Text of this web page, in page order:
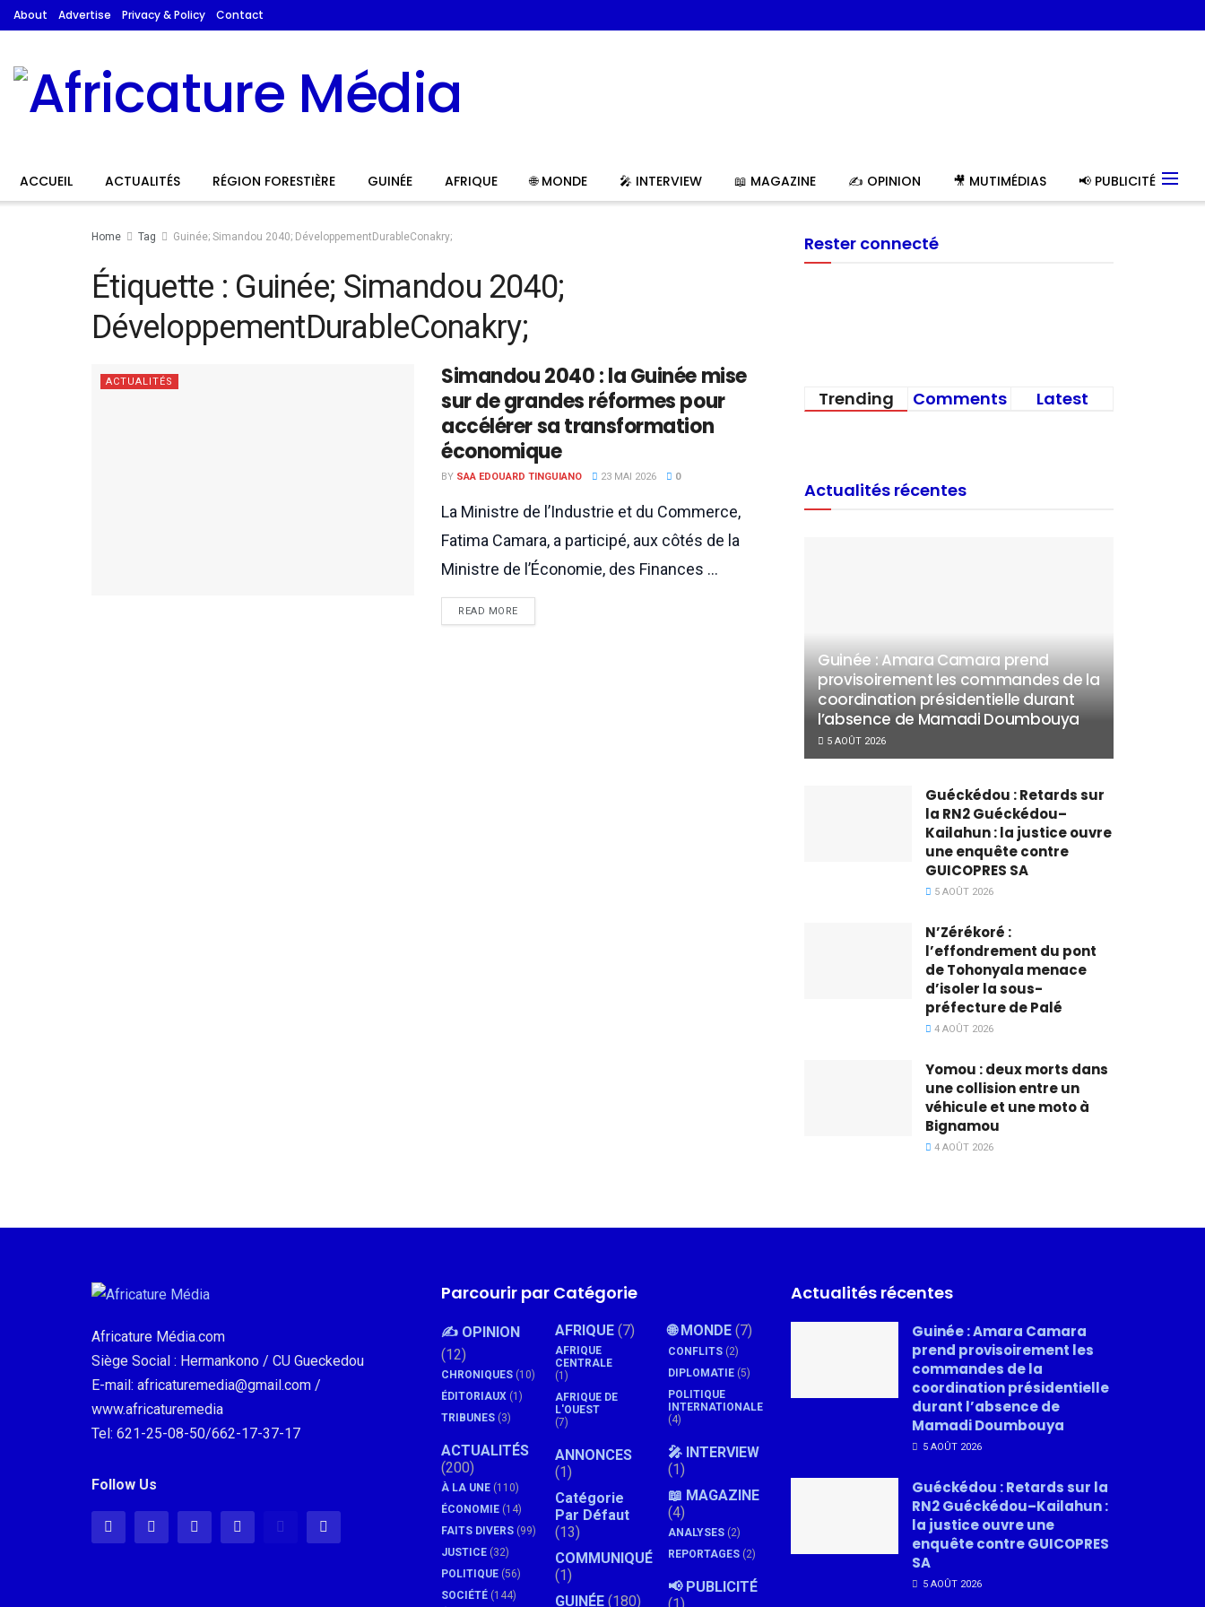
About Advertise Privacy & Policy Contact
ACCUEIL ACTUALITÉS RÉGION FORESTIÈRE GUINÉE AFRIQUE 🌐 MONDE 🎤 INTERVIEW 📖 MAGAZINE ✍️ OPINION 🎥 MUTIMÉDIAS 📢 PUBLICITÉ
Home Tag Guinée; Simandou 2040; DéveloppementDurableConakry;
Étiquette : Guinée; Simandou 2040;
DéveloppementDurableConakry;
ACTUALITÉS
Simandou 2040 : la Guinée mise
sur de grandes réformes pour
accélérer sa transformation
économique
BY SAA EDOUARD TINGUIANO 23 MAI 2026 0
La Ministre de l’Industrie et du Commerce,
Fatima Camara, a participé, aux côtés de la
Ministre de l’Économie, des Finances ...
READ MORE
Rester connecté
Trending Comments Latest
Actualités récentes
Guinée : Amara Camara prend
provisoirement les commandes de la
coordination présidentielle durant
l’absence de Mamadi Doumbouya
5 AOÛT 2026
Guéckédou : Retards sur
la RN2 Guéckédou–
Kailahun : la justice ouvre
une enquête contre
GUICOPRES SA
5 AOÛT 2026
N’Zérékoré :
l’effondrement du pont
de Tohonyala menace
d’isoler la sous-
préfecture de Palé
4 AOÛT 2026
Yomou : deux morts dans
une collision entre un
véhicule et une moto à
Bignamou
4 AOÛT 2026
Africature Média.com
Siège Social : Hermankono / CU Gueckedou
E-mail: africaturemedia@gmail.com /
www.africaturemedia
Tel: 621-25-08-50/662-17-37-17
Follow Us
Parcourir par Catégorie
✍️ OPINION
(12)
CHRONIQUES (10)
ÉDITORIAUX (1)
TRIBUNES (3)
ACTUALITÉS
(200)
À LA UNE (110)
ÉCONOMIE (14)
FAITS DIVERS (99)
JUSTICE (32)
POLITIQUE (56)
SOCIÉTÉ (144)
AFRIQUE(7)
AFRIQUE
CENTRALE
(1)
AFRIQUE DE
L'OUEST
(7)
ANNONCES
(1)
Catégorie
Par Défaut
(13)
COMMUNIQUÉ
(1)
GUINÉE(180)
🌐 MONDE (7)
CONFLITS (2)
DIPLOMATIE (5)
POLITIQUE
INTERNATIONALE
(4)
🎤 INTERVIEW
(1)
📖 MAGAZINE
(4)
ANALYSES (2)
REPORTAGES (2)
📢 PUBLICITÉ
(1)
Actualités récentes
Guinée : Amara Camara
prend provisoirement les
commandes de la
coordination présidentielle
durant l’absence de
Mamadi Doumbouya
5 AOÛT 2026
Guéckédou : Retards sur la
RN2 Guéckédou–Kailahun :
la justice ouvre une
enquête contre GUICOPRES
SA
5 AOÛT 2026